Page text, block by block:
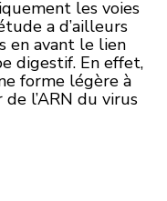
les voies
a d’ailleurs
en avant le lien
digestif. En effet,
forme légère à
l’ARN du virus